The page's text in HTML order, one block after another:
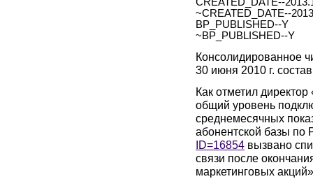
CREATED_DATE--
~CREATED_DATE--
BP_PUBLISHED--Y
~BP_PUBLISHED--Y
Консолидированное
30 июня 2010 г.
Как отметил
общий уровень
среднемесячных
абонентской базы по
ID=16854 вызвано
связи после
маркетинговых